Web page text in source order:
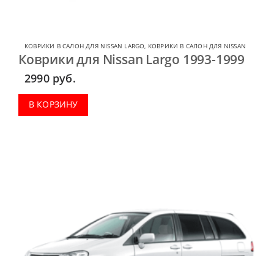
КОВРИКИ В САЛОН ДЛЯ NISSAN LARGO, КОВРИКИ В САЛОН ДЛЯ NISSAN
Коврики для Nissan Largo 1993-1999
2990 руб.
В КОРЗИНУ